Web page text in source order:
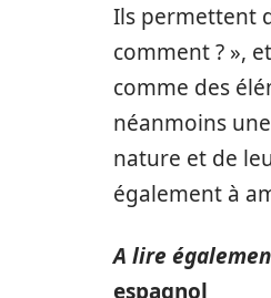
Ils permettent
comment ? »,
comme des
néanmoins
nature et de
également à
A lire
espagnol